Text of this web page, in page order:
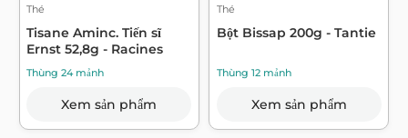
Thé
Tisane Aminc. Tiến sĩ
Ernst 52,8g - Racines
Thùng 24 mảnh
Xem sản phẩm
Thé
Bột Bissap 200g - Tantie
Thùng 12 mảnh
Xem sản phẩm